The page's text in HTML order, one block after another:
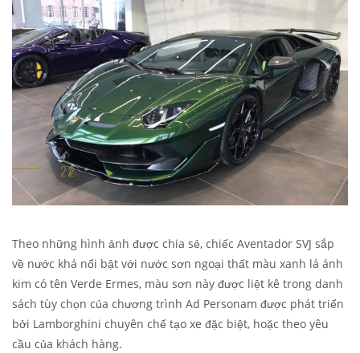
Theo những hình ảnh được chia sẻ, chiếc Aventador SVJ sắp
về nước khá nổi bật với nước sơn ngoại thất màu xanh lá ánh
kim có tên Verde Ermes, màu sơn này được liệt kê trong danh
sách tùy chọn của chương trình Ad Personam được phát triển
bởi Lamborghini chuyên chế tạo xe đặc biệt, hoặc theo yêu
cầu của khách hàng.